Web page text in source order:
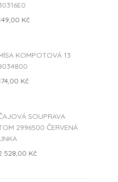
Kč
KOMPOTOVÁ 13
Kč
SOUPRAVA
2996500 ČERVENÁ
528,00 Kč